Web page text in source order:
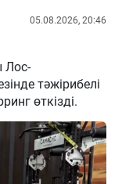
05.08.2026, 20:46
Лос-
тәжірибелі
өткізді.